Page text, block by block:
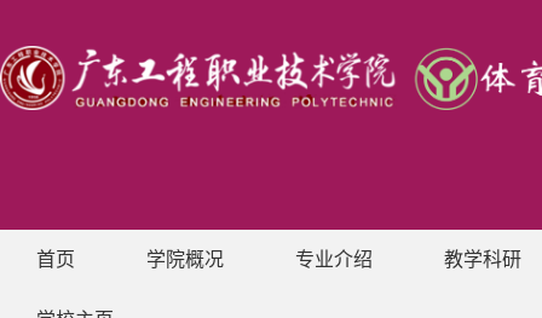
首页 学院概况 专业介绍 教学科研